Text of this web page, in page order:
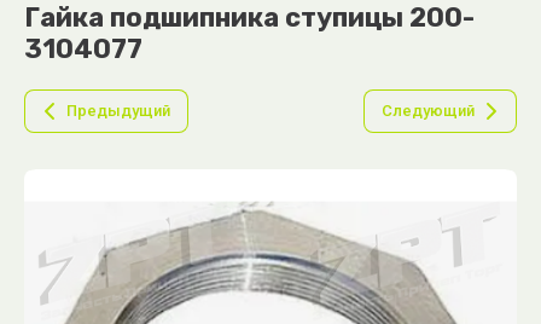
Гайка подшипника ступицы 200-
3104077
Предыдущий Следующий